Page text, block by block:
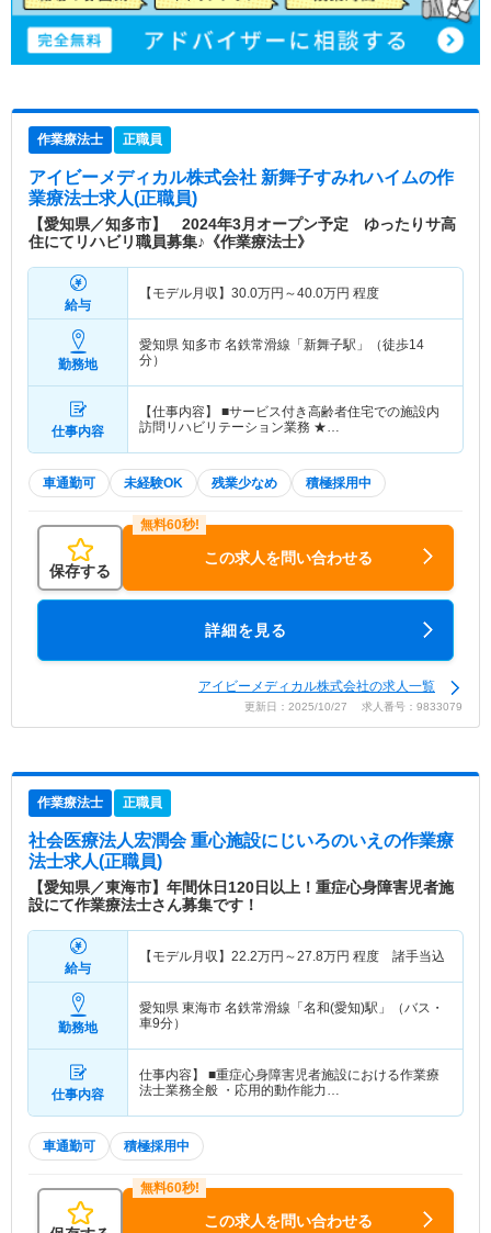
作業療法士 正職員
アイビーメディカル株式会社 新舞子すみれハイムの作
業療法士求人(正職員)
【愛知県／知多市】 2024年3月オープン予定 ゆったりサ高
住にてリハビリ職員募集♪《作業療法士》
給与
【モデル月収】 30.0万円～40.0万円 程度
勤務地
愛知県 知多市 名鉄常滑線「新舞子駅」（徒歩14
分）
仕事内容
【仕事内容】 ■サービス付き高齢者住宅での施設内
訪問リハビリテーション業務 ★…
車通勤可 未経験OK 残業少なめ 積極採用中
保存する
この求人を問い合わせる
詳細を見る
アイビーメディカル株式会社の求人一覧
更新日：2025/10/27 求人番号：9833079
作業療法士 正職員
社会医療法人宏潤会 重心施設にじいろのいえ の作業療
法士求人(正職員)
【愛知県／東海市】年間休日120日以上！重症心身障害児者施
設にて作業療法士さん募集です！
給与
【モデル月収】 22.2万円～27.8万円 程度 諸手当込
勤務地
愛知県 東海市 名鉄常滑線「名和(愛知)駅」（バス・
車9分）
仕事内容
仕事内容】 ■重症心身障害児者施設における作業療
法士業務全般 ・応用的動作能力…
車通勤可 積極採用中
この求人を問い合わせる